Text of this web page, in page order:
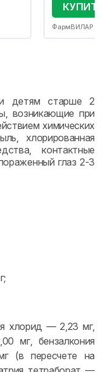
ФармВИЛАР
и детям старше 2
возникающие при
химических
хлорированная
контактные
глаз 2-3
хлорид — 2,23 мг,
мг, бензалкония
(в пересчете на